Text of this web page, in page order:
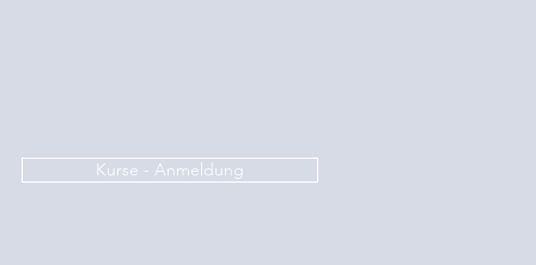
Kurse - Anmeldung